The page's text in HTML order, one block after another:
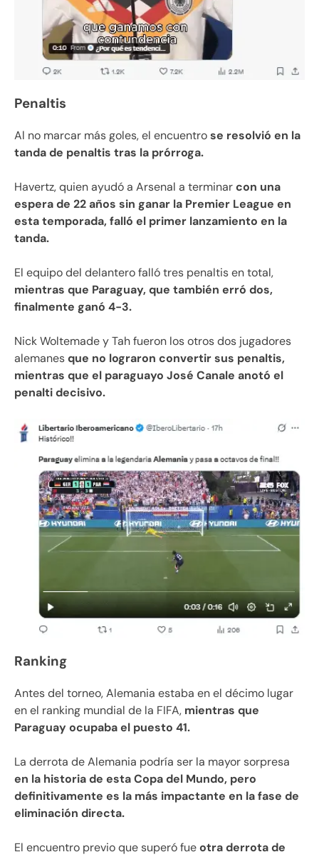
Penaltis
Al no marcar más goles, el encuentrose resolvió en la
tanda de penaltis tras la prórroga.
Havertz, quien ayudó a Arsenal a terminarcon una
espera de 22 años sin ganar la Premier League en
esta temporada, falló el primer lanzamiento en la
tanda.
El equipo del delantero falló tres penaltis en total,
mientras que Paraguay, que también erró dos,
finalmente ganó 4-3.
Nick Woltemade y Tah fueron los otros dos jugadores
alemanesque no lograron convertir sus penaltis,
mientras que el paraguayo José Canale anotó el
penalti decisivo.
Ranking
Antes del torneo, Alemania estaba en el décimo lugar
en el ranking mundial de la FIFA, mientras que
Paraguay ocupaba el puesto 41.
La derrota de Alemania podría ser la mayor sorpresa
en la historia de esta Copa del Mundo, pero
definitivamente es la más impactante en la fase de
eliminación directa.
El encuentro previo que superó fueotra derrota de